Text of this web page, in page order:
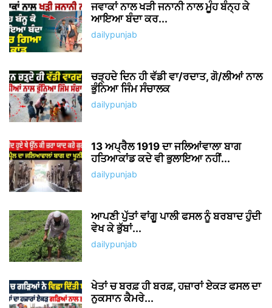
ਜਵਾਕਾਂ ਨਾਲ ਖੜੀ ਜਨਾਨੀ ਨਾਲ ਮੂੰਹ ਬੰਨ੍ਹ ਕੇ
ਆਇਆ ਬੰਦਾ ਕਰ...
dailypunjab
ਚੜ੍ਹਦੇ ਦਿਨ ਹੀ ਵੱਡੀ ਵਾ/ਰਦਾਤ, ਗੋ/ਲੀਆਂ ਨਾਲ
ਭੁੰਨਿਆ ਜਿੰਮ ਸੰਚਾਲਕ
dailypunjab
13 ਅਪ੍ਰੈਲ 1919 ਦਾ ਜਲਿਆਂਵਾਲਾ ਬਾਗ
ਹਤਿਆਕਾਂਡ ਕਦੇ ਵੀ ਭੁਲਾਇਆ ਨਹੀਂ...
dailypunjab
ਆਪਣੀ ਪੁੱਤਾਂ ਵਾਂਗੂ ਪਾਲੀ ਫਸਲ ਨੂੰ ਬਰਬਾਦ ਹੁੰਦੀ
ਵੇਖ ਕੇ ਭੁੱਬਾਂ...
dailypunjab
ਖੇਤਾਂ ਚ ਬਰਫ਼ ਹੀ ਬਰਫ਼, ਹਜ਼ਾਰਾਂ ਏਕੜ ਫਸਲ ਦਾ
ਨੁਕਸਾਨ ਕੈਮਰੇ...